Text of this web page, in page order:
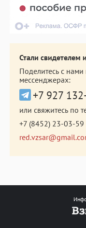
Стали свидетелем
Поделитесь с
мессенджерах:
+7 927
или свяжитесь по
+7 (8452) 23-03-59